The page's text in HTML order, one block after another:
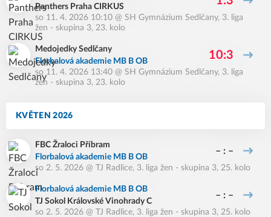
Panthers Praha CIRKUS
so 11. 4. 2026 10:10 @ SH Gymnázium Sedlčany, 3. liga
žen - skupina 3, 23. kolo
Medojedky Sedlčany
Florbalová akademie MB B OB
10:3
so 11. 4. 2026 13:40 @ SH Gymnázium Sedlčany, 3. liga
žen - skupina 3, 23. kolo
KVĚTEN 2026
FBC Žraloci Příbram
Florbalová akademie MB B OB
– : –
so 2. 5. 2026 @ TJ Radlice, 3. liga žen - skupina 3, 25. kolo
Florbalová akademie MB B OB
TJ Sokol Královské Vinohrady C
– : –
so 2. 5. 2026 @ TJ Radlice, 3. liga žen - skupina 3, 25. kolo